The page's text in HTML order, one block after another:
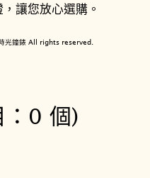
讓您放心選購。
光鐘錶 All rights reserved.
：0 個)